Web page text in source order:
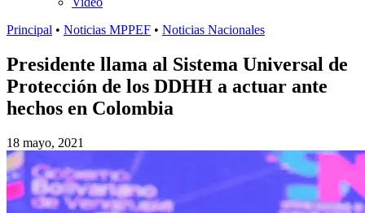
Principal • Noticias MPPEF • Noticias Nacionales
Presidente llama al Sistema Universal de
Protección de los DDHH a actuar ante
hechos en Colombia
18 mayo, 2021